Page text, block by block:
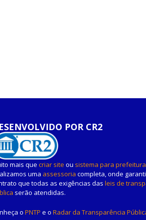
POR CR2
mais que criar site ou sistema para
uma assessoria completa, onde
que todas as exigências das leis de
serão atendidas.
o PNTP e o Radar da Transparência